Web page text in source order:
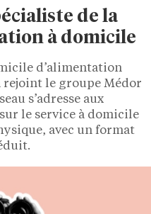
de la
à domicile
d’alimentation
rejoint le groupe Médor
s’adresse aux
le service à domicile
avec un format